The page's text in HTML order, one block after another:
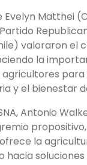
Evelyn Matthei
valoraron el
la
para
y el bienestar
Antonio
la
hacia